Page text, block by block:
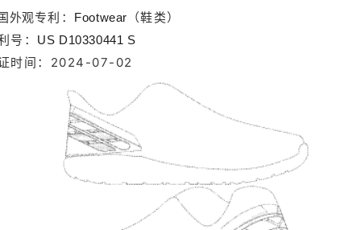
外观专利： Footwear
（鞋类）
号： US D10330441 S
时间：2024-07-02